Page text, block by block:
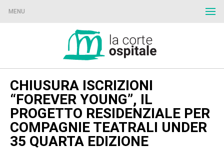
MENU
CHIUSURA ISCRIZIONI
“FOREVER YOUNG”, IL
PROGETTO RESIDENZIALE PER
COMPAGNIE TEATRALI UNDER
35 QUARTA EDIZIONE